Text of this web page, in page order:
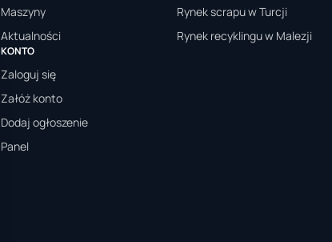
Maszyny
Aktualności
Rynek scrapu w Turcji
Rynek recyklingu w Malezji
KONTO
Zaloguj się
Załóż konto
Dodaj ogłoszenie
Panel